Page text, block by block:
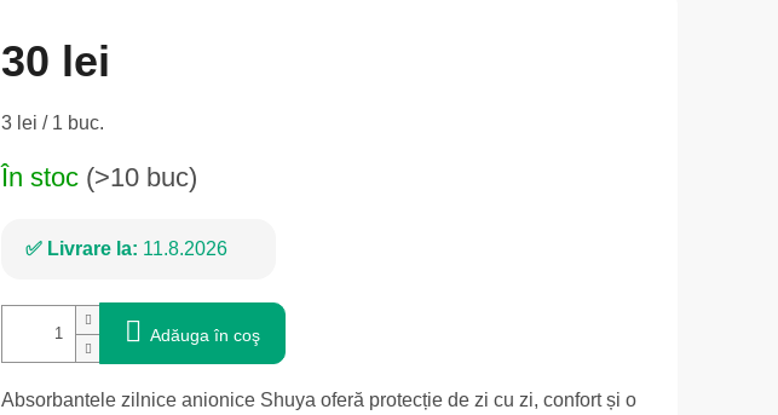
30 lei
Evaluare
3 lei / 1 buc.
În stoc (>10 buc)
Livrare la: 11.8.2026
Adăuga în coş
Absorbantele zilnice anionice Shuya oferă protecție de zi cu zi, confort și o